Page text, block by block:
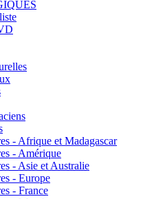
- Afrique et Madagascar
- Amérique
- Asie et Australie
- Europe
- France